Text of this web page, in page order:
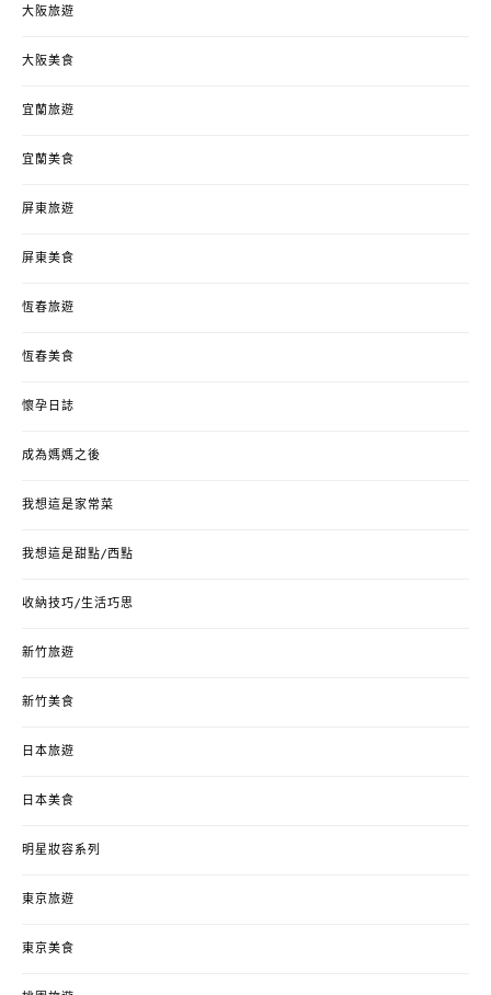
大阪旅遊
大阪美食
宜蘭旅遊
宜蘭美食
屏東旅遊
屏東美食
恆春旅遊
恆春美食
懷孕日誌
成為媽媽之後
我想這是家常菜
我想這是甜點/西點
收納技巧/生活巧思
新竹旅遊
新竹美食
日本旅遊
日本美食
明星妝容系列
東京旅遊
東京美食